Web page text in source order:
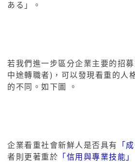
ある」。
若我們進一步區分企業主要的招
中途轉職者)，可以發現看重的人
的不同。如下圖 。
企業看重社會新鮮人是否具有 「
者則更著重於 「信用與專業技能」